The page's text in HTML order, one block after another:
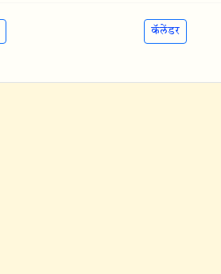
कॅलेंडर